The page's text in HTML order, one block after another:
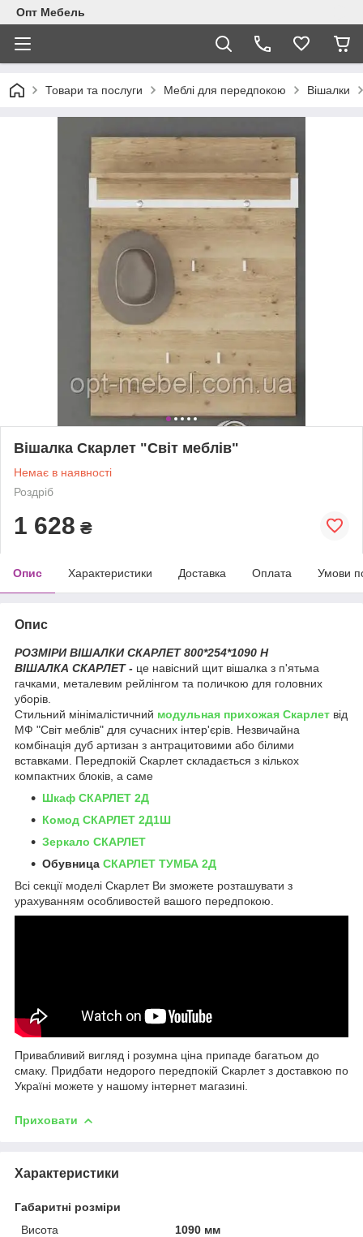
Опт Мебель
Товари та послуги Меблi для передпокою Вішалки
Вішалка Скарлет "Світ меблів"
Немає в наявності
Роздріб
1 628 ₴
Опис Характеристики Доставка Оплата Умови
Опис
РОЗМІРИ ВІШАЛКИ СКАРЛЕТ 800*254*1090 Н
ВІШАЛКА СКАРЛЕТ - це навісний щит вішалка з п'ятьма
гачками, металевим рейлінгом та поличкою для головних
уборів.
Стильний мінімалістичний модульная прихожая Скарлет від
МФ "Світ меблів" для сучасних інтер'єрів. Незвичайна
комбінація дуб артизан з антрацитовими або білими
вставками. Передпокій Скарлет складається з кількох
компактних блоків, а саме
Шкаф СКАРЛЕТ 2Д
Комод СКАРЛЕТ 2Д1Ш
Зеркало СКАРЛЕТ
Обувница СКАРЛЕТ ТУМБА 2Д
Всі секції моделі Скарлет Ви зможете розташувати з
урахуванням особливостей вашого передпокою.
Привабливий вигляд і розумна ціна припаде багатьом до
смаку. Придбати недорого передпокій Скарлет з доставкою по
Україні можете у нашому інтернет магазині.
Приховати
Характеристики
Габаритні розміри
Висота
1090 мм